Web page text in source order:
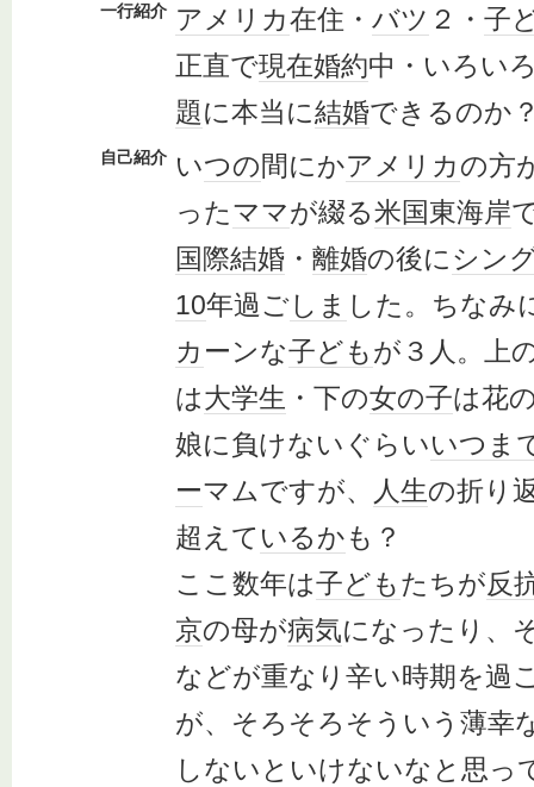
一行紹介 アメリカ在住・ バツ ２・ 子
正直で現在婚約中・いろい
題に本当に結婚できるのか
自己紹介 いつの間にかアメリカの方
ったママが綴る米国東海岸
国際結婚 ・ 離婚の後にシン
10年過ごしま した。ちなみ
カ ーンな子どもが３人。上
は大学生 ・下の女の子は花
娘に負けないぐらいいつま
ーマムですが、 人生の折り
超えて いるかも？
ここ数年は子どもたちが反
京の母が病気になったり、
などが重なり辛い時期を過
が、そろそろそういう薄幸
しないといけないなと思っ